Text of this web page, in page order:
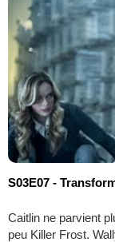
S03E07 -
Caitlin ne parvient
peu Killer Frost.